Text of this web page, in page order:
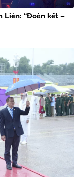
Liên: “Đoàn kết –